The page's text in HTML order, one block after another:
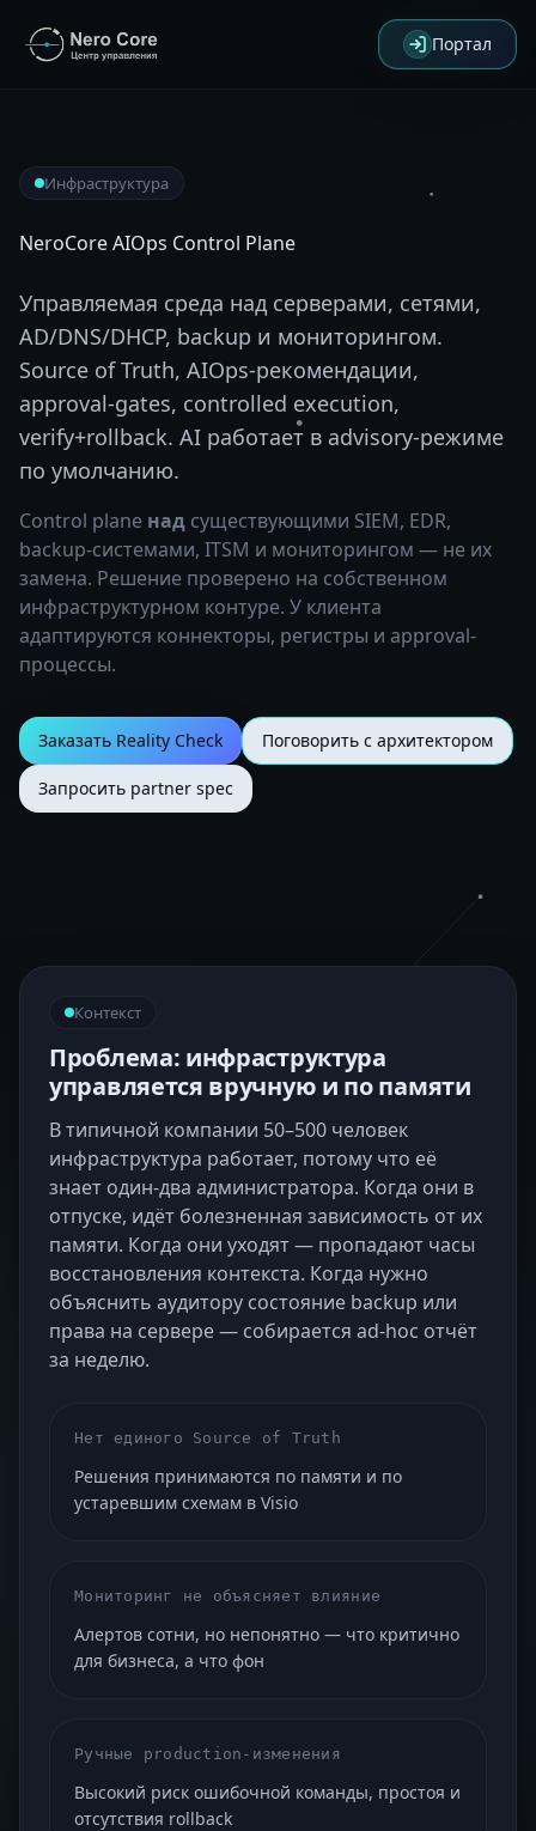
Портал
Инфраструктура
NeroCore AIOps Control Plane
Управляемая среда над серверами, сетями,
AD/DNS/DHCP, backup и мониторингом.
Source of Truth, AIOps-рекомендации,
approval-gates, controlled execution,
verify+rollback. AI работает в advisory-режиме
по умолчанию.
Control plane над существующими SIEM, EDR,
backup-системами, ITSM и мониторингом — не их
замена. Решение проверено на собственном
инфраструктурном контуре. У клиента
адаптируются коннекторы, регистры и approval-
процессы.
Заказать Reality Check Поговорить с архитектором
Запросить partner spec
Контекст
Проблема: инфраструктура
управляется вручную и по памяти
В типичной компании 50–500 человек
инфраструктура работает, потому что её
знает один-два администратора. Когда они в
отпуске, идёт болезненная зависимость от их
памяти. Когда они уходят — пропадают часы
восстановления контекста. Когда нужно
объяснить аудитору состояние backup или
права на сервере — собирается ad-hoc отчёт
за неделю.
Нет единого Source of Truth
Решения принимаются по памяти и по
устаревшим схемам в Visio
Мониторинг не объясняет влияние
Алертов сотни, но непонятно — что критично
для бизнеса, а что фон
Ручные production-изменения
Высокий риск ошибочной команды, простоя и
отсутствия rollback